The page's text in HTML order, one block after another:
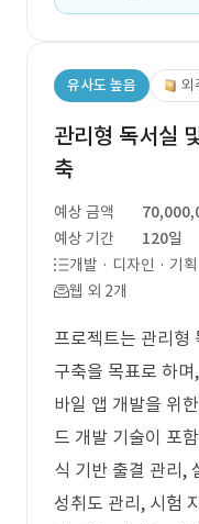
유사도 높음 외
관리형 독서실
축
예상 금액
예상 기간
120일
개발 · 디자인 · 기획
웹 외 2개
프로젝트는 관리형
구축을 목표로 하
바일 앱 개발을 위
드 개발 기술이 포
식 기반 출결 관리,
성취도 관리, 시험